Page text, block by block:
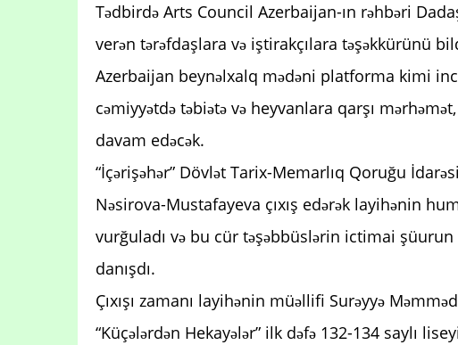
Tədbirdə Arts Council Azerbaijan-ın rəhbəri
verən tərəfdaşlara və iştirakçılara təşəkkürünü
Azerbaijan beynəlxalq mədəni platforma kimi
cəmiyyətdə təbiətə və heyvanlara qarşı
davam edəcək.
“İçərişəhər” Dövlət Tarix-Memarlıq Qoruğu
Nəsirova-Mustafayeva çıxış edərək layihənin
vurğuladı və bu cür təşəbbüslərin ictimai
danışdı.
Çıxışı zamanı layihənin müəllifi Surəyyə
“Küçələrdən Hekayələr” ilk dəfə 132-134 saylı